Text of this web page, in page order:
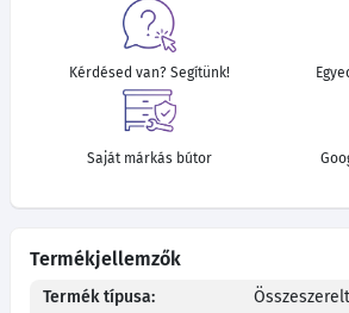
Kérdésed van? Segítünk!
Saját márkás bútor
Termékjellemzők
Termék típusa: